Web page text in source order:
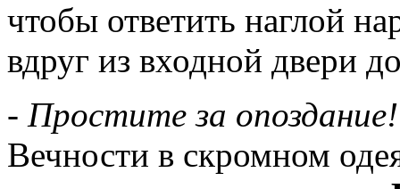
чтобы ответить наглой
вдруг из входной двери
- Простите за опоздание!
Вечности в скромном